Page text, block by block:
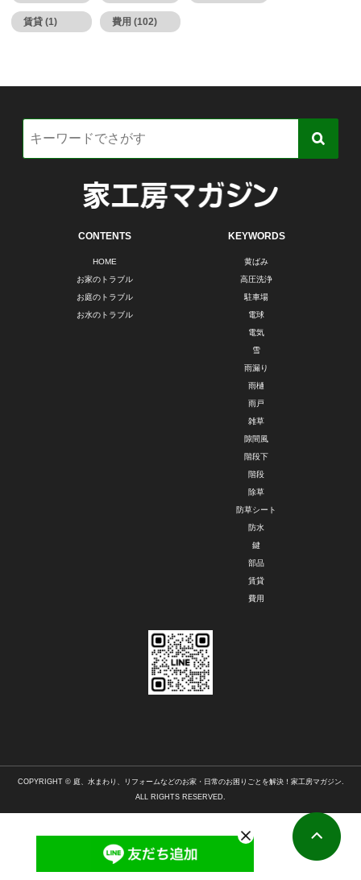
賃貸 (1) 費用 (102)
CONTENTS
HOME
お家のトラブル
お庭のトラブル
お水のトラブル
KEYWORDS
黄ばみ
高圧洗浄
駐車場
電球
電気
雪
雨漏り
雨樋
雨戸
雑草
隙間風
階段下
階段
除草
防草シート
防水
鍵
部品
賃貸
費用
COPYRIGHT © 庭、水まわり、リフォームなどのお家・日常のお困りごとを解決！家工房マガジン.
ALL RIGHTS RESERVED.